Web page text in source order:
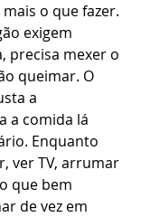
o que fazer.
exigem
precisa mexer o
queimar. O
a
a comida lá
Enquanto
ver TV, arrumar
que bem
de vez em